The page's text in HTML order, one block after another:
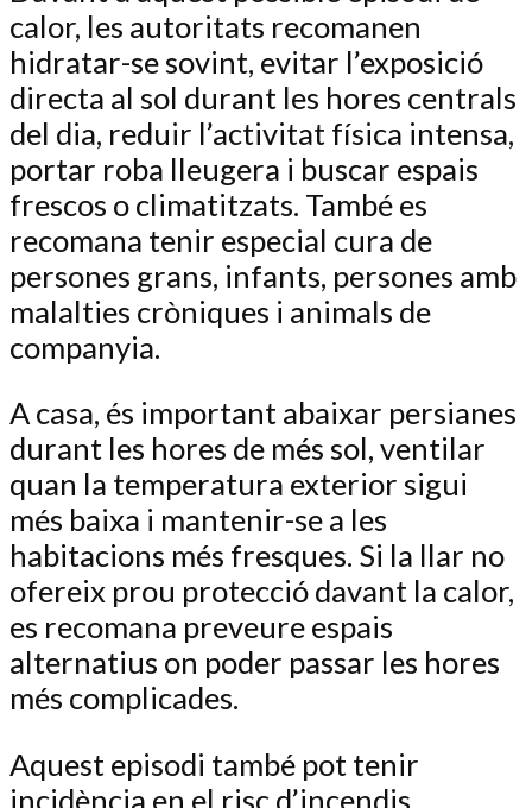
calor, les autoritats recomanen
hidratar-se sovint, evitar l’exposició
directa al sol durant les hores centrals
del dia, reduir l’activitat física intensa,
portar roba lleugera i buscar espais
frescos o climatitzats. També es
recomana tenir especial cura de
persones grans, infants, persones amb
malalties cròniques i animals de
companyia.
A casa, és important abaixar persianes
durant les hores de més sol, ventilar
quan la temperatura exterior sigui
més baixa i mantenir-se a les
habitacions més fresques. Si la llar no
ofereix prou protecció davant la calor,
es recomana preveure espais
alternatius on poder passar les hores
més complicades.
Aquest episodi també pot tenir
incidència en el risc d’incendis